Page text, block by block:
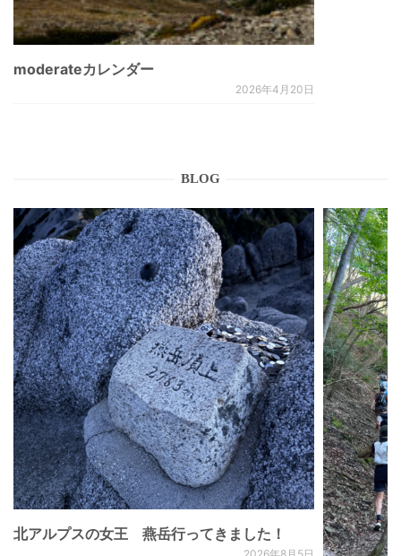
moderateカレンダー
2026年4月20日
BLOG
北アルプスの女王 燕岳行ってきました！